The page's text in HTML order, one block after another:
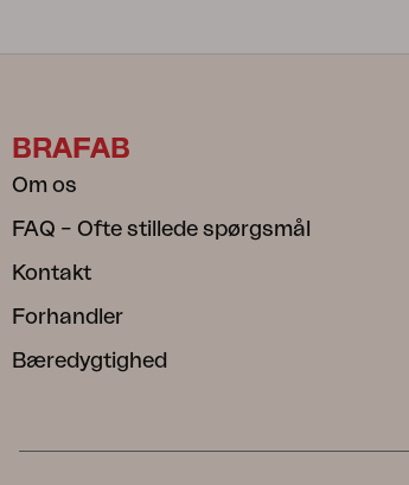
BRAFAB
Om os
FAQ – Ofte stillede spørgsmål
Kontakt
Forhandler
Bæredygtighed